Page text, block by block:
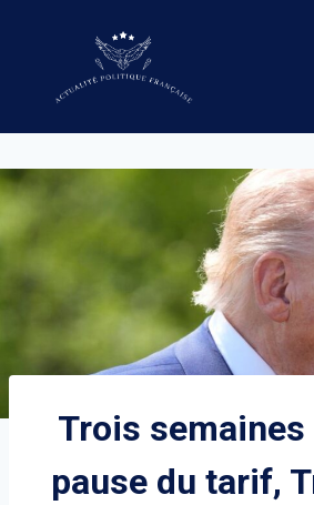
Trois semaines
pause du tarif,